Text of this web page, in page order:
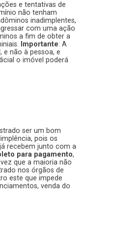
e tentativas de
não tenham
inadimplentes,
com uma ação
a fim de obter a
Importante: A
e não à pessoa, e
o imóvel poderá
ser um bom
pois os
recebem junto com a
para pagamento,
que a maioria não
nos órgãos de
este que impede
venda do